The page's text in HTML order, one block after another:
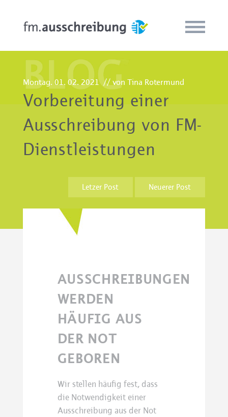
Montag. 01. 02. 2021// von Tina Rotermund
Vorbereitung einer
Ausschreibung von FM-
Dienstleistungen
Letzer Post Neuerer Post
AUSSCHREIBUNGEN
WERDEN
HÄUFIG AUS
DER NOT
GEBOREN
Wir stellen häufig fest, dass
die Notwendigkeit einer
Ausschreibung aus der Not